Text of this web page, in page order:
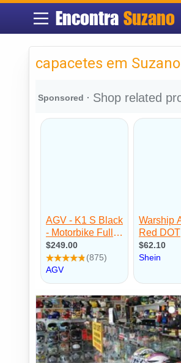
Encontra Suzano
capacetes em Suzano